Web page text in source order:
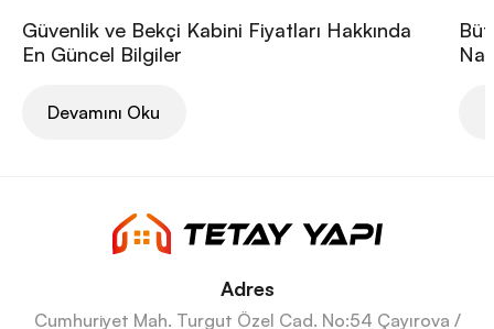
Güvenlik ve Bekçi Kabini Fiyatları Hakkında
En Güncel Bilgiler
Devamını Oku
Adres
Cumhuriyet Mah. Turgut Özel Cad. No:54 Çayırova /